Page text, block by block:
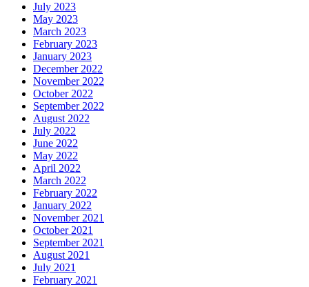
July 2023
May 2023
March 2023
February 2023
January 2023
December 2022
November 2022
October 2022
September 2022
August 2022
July 2022
June 2022
May 2022
April 2022
March 2022
February 2022
January 2022
November 2021
October 2021
September 2021
August 2021
July 2021
February 2021